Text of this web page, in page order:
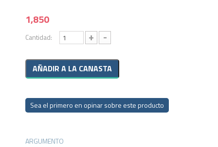
1,850
Cantidad: + -
Sea el primero en opinar sobre este producto
ARGUMENTO